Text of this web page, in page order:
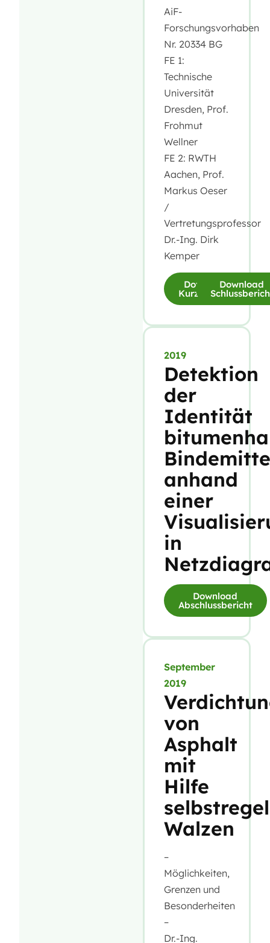
AiF-
Forschungsvorhaben
Nr. 20334 BG
FE 1:
Technische
Universität
Dresden, Prof.
Frohmut
Wellner
FE 2: RWTH
Aachen, Prof.
Markus Oeser
/
Vertretungsprofessor
Dr.-Ing. Dirk
Kemper
Download
Kurzfassung
Download
2019
Detektion
der
Identität
anhand
einer
in
Download
Abschlussbericht
September
2019
von
Asphalt
mit
Hilfe
Walzen
–
Möglichkeiten,
Grenzen und
Besonderheiten
–
Dr.-Ing.